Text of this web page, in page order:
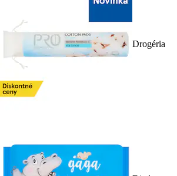
Drogéria